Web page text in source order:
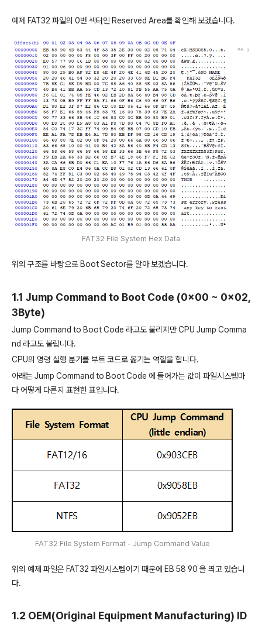
예제 FAT32 파일의 0번 섹터인 Reserved Area를 확인해 보겠습니다.
FAT32 File System Hex Data
위의 구조를 바탕으로 Boot Sector를 알아 보겠습니다.
1.1 Jump Command to Boot Code (0x00 ~ 0x02,
3Byte)
Jump Command to Boot Code 라고도 불리지만 CPU Jump Comma
nd 라고도 불립니다.
CPU의 명령 실행 분기를 부트 코드로 옮기는 역할을 합니다.
아래는 Jump Command to Boot Code 에 들어가는 값이 파일시스템마
다 어떻게 다른지 표현한 표입니다.
FAT32 File System Format - Jump Command Value
위의 예제 파일은 FAT32 파일시스템이기 때문에 EB 58 90 을 띄고 있습니
다.
1.2 OEM(Original Equipment Manufacturing) ID